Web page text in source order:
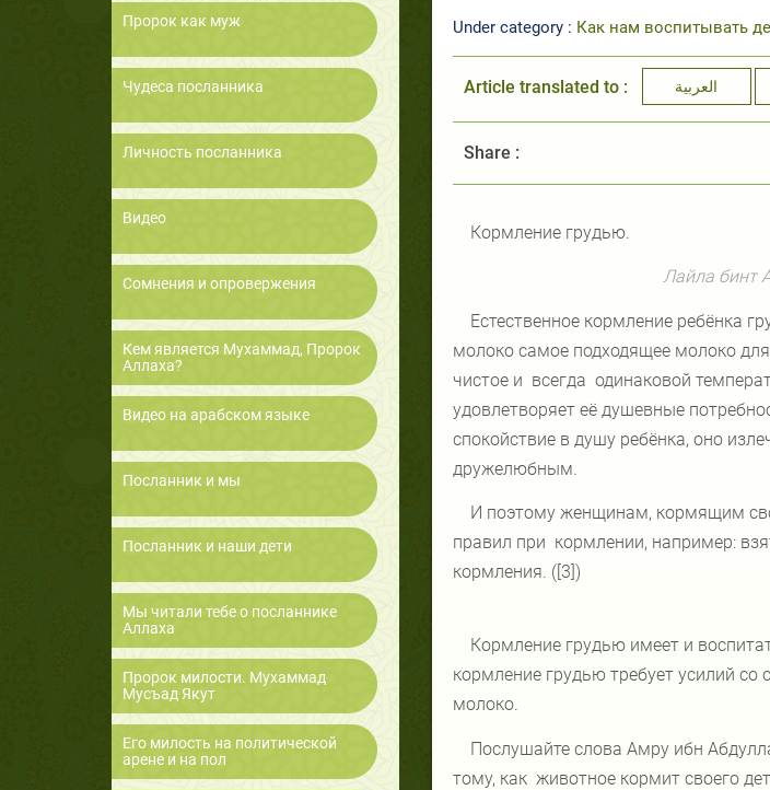
Пророк как муж
Чудеса посланника
Личность посланника
Видео
Сомнения и опровержения
Кем является Мухаммад, Пророк
Аллаха?
Видео на арабском языке
Посланник и мы
Посланник и наши дети
Мы читали тебе о посланнике
Аллаха
Пророк милости. Мухаммад
Мусъад Якут
Его милость на политической
арене и на пол
Under category : Как нам воспитывать
Article translated to : العربية
Share :
Кормление грудью.
Лайла бинт
Естественное кормление ребёнка
молоко самое подходящее молоко
чистое и всегда одинаковой
удовлетворяет её душевные
спокойствие в душу ребёнка, оно
дружелюбным.
И поэтому женщинам, кормящим
правил при кормлении, например:
кормления. ([3])
Кормление грудью имеет и
кормление грудью требует усилий со
молоко.
Послушайте слова Амру ибн
тому, как животное кормит своего